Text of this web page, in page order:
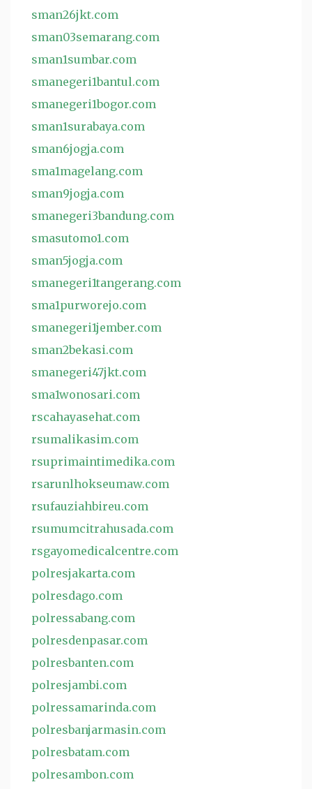
sman26jkt.com
sman03semarang.com
sman1sumbar.com
smanegeri1bantul.com
smanegeri1bogor.com
sman1surabaya.com
sman6jogja.com
sma1magelang.com
sman9jogja.com
smanegeri3bandung.com
smasutomo1.com
sman5jogja.com
smanegeri1tangerang.com
sma1purworejo.com
smanegeri1jember.com
sman2bekasi.com
smanegeri47jkt.com
sma1wonosari.com
rscahayasehat.com
rsumalikasim.com
rsuprimaintimedika.com
rsarunlhokseumaw.com
rsufauziahbireu.com
rsumumcitrahusada.com
rsgayomedicalcentre.com
polresjakarta.com
polresdago.com
polressabang.com
polresdenpasar.com
polresbanten.com
polresjambi.com
polressamarinda.com
polresbanjarmasin.com
polresbatam.com
polresambon.com